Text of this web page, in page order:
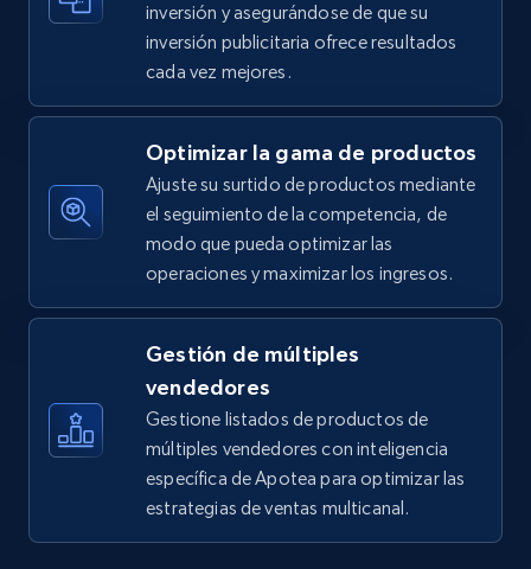
TikTok Shop - Collect TikTok shop products
by keywords search
URL, Title, Available, Description, Currency, Initial
price, Final price, Discount percent, and more.
Comenzar ahora
TikTok Shop - discover records by shop url
URL, Title, Available, Description, Currency, Initial
price, Final price, Discount percent, and more.
668+ Comenzar ahora
inversión y asegurándose de que su
inversión publicitaria ofrece resultados
cada vez mejores.
Optimizar la gama de productos
Ajuste su surtido de productos mediante
el seguimiento de la competencia, de
modo que pueda optimizar las
operaciones y maximizar los ingresos.
Gestión de múltiples
vendedores
Gestione listados de productos de
múltiples vendedores con inteligencia
específica de Apotea para optimizar las
estrategias de ventas multicanal.